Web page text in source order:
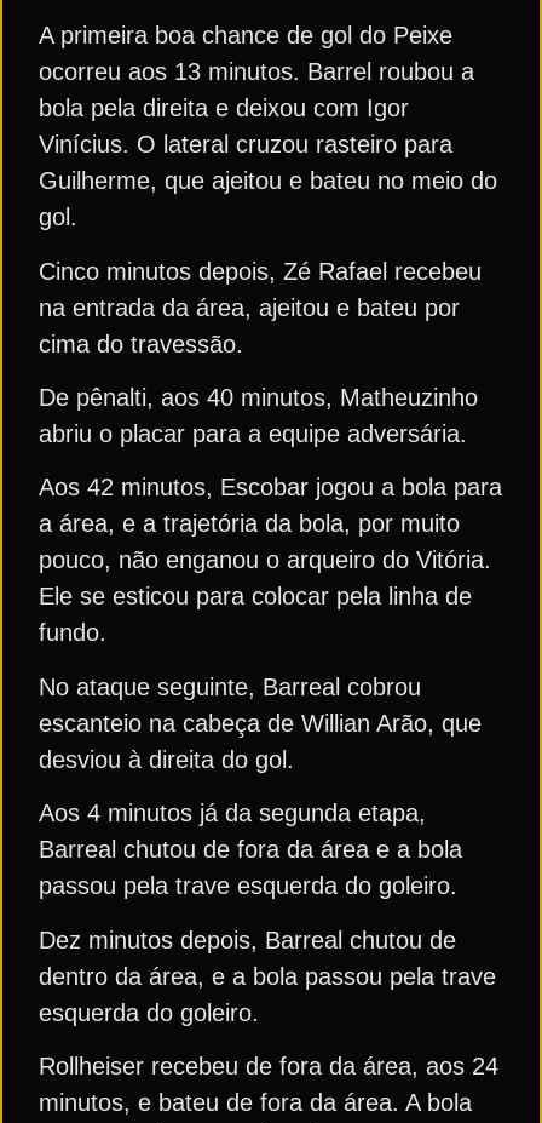
A primeira boa chance de gol do Peixe
ocorreu aos 13 minutos. Barrel roubou a
bola pela direita e deixou com Igor
Vinícius. O lateral cruzou rasteiro para
Guilherme, que ajeitou e bateu no meio do
gol.
Cinco minutos depois, Zé Rafael recebeu
na entrada da área, ajeitou e bateu por
cima do travessão.
De pênalti, aos 40 minutos, Matheuzinho
abriu o placar para a equipe adversária.
Aos 42 minutos, Escobar jogou a bola para
a área, e a trajetória da bola, por muito
pouco, não enganou o arqueiro do Vitória.
Ele se esticou para colocar pela linha de
fundo.
No ataque seguinte, Barreal cobrou
escanteio na cabeça de Willian Arão, que
desviou à direita do gol.
Aos 4 minutos já da segunda etapa,
Barreal chutou de fora da área e a bola
passou pela trave esquerda do goleiro.
Dez minutos depois, Barreal chutou de
dentro da área, e a bola passou pela trave
esquerda do goleiro.
Rollheiser recebeu de fora da área, aos 24
minutos, e bateu de fora da área. A bola